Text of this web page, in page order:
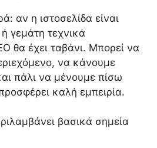
αν η ιστοσελίδα είναι
γεμάτη τεχνικά
θα έχει ταβάνι. Μπορεί να
να κάνουμε
πάλι να μένουμε πίσω
καλή εμπειρία.
βασικά σημεία